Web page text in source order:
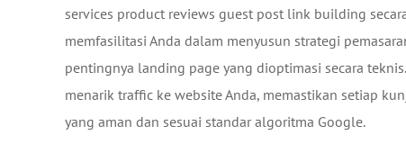
services product reviews guest post link building
memfasilitasi Anda dalam menyusun strategi
pentingnya landing page yang dioptimasi secara
menarik traffic ke website Anda, memastikan setiap
yang aman dan sesuai standar algoritma Google.